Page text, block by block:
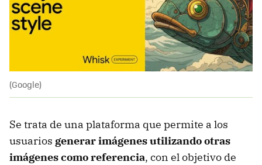
(Google)
Se trata de una plataforma que permite a los
usuarios generar imágenes utilizando otras
imágenes como referencia, con el objetivo de